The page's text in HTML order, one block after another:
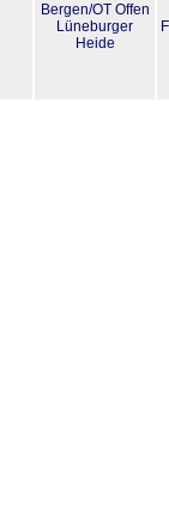
Bergen/OT Offen
Lüneburger
Heide